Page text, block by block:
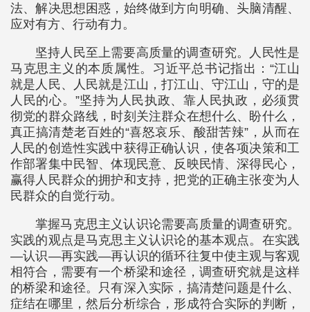
法、解决思想困惑，始终做到方向明确、头脑清醒、
应对有方、行动有力。
坚持人民至上需要高质量的调查研究。人民性是
马克思主义的本质属性。习近平总书记指出：“江山
就是人民、人民就是江山，打江山、守江山，守的是
人民的心。”坚持为人民执政、靠人民执政，必须贯
彻党的群众路线，时刻关注群众在想什么、盼什么，
真正搞清楚老百姓的“喜怒哀乐、酸甜苦辣”，从而在
人民的创造性实践中获得正确认识，使各项决策和工
作部署集中民智、体现民意、反映民情、深得民心，
赢得人民群众的拥护和支持，把党的正确主张变为人
民群众的自觉行动。
掌握马克思主义认识论需要高质量的调查研究。
实践的观点是马克思主义认识论的基本观点。在实践
—认识—再实践—再认识的循环往复中使主观与客观
相符合，需要有一个桥梁和途径，调查研究就是这样
的桥梁和途径。只有深入实际，搞清楚问题是什么、
症结在哪里，然后分析综合，形成符合实际的判断，